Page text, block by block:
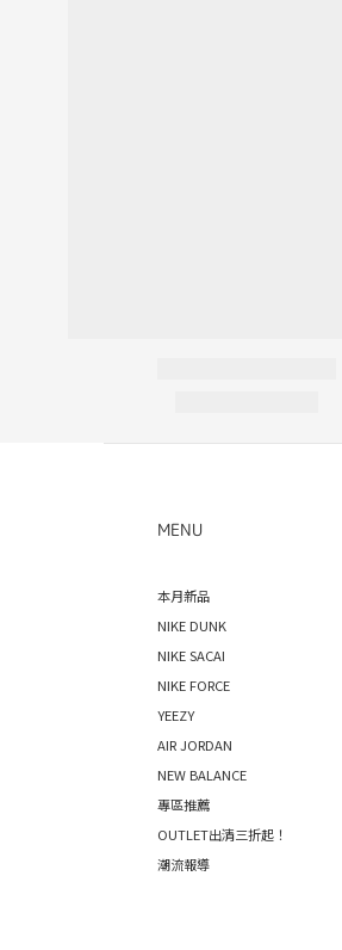
MENU
本月新品
NIKE DUNK
NIKE SACAI
NIKE FORCE
YEEZY
AIR JORDAN
NEW BALANCE
專區推薦
OUTLET出清三折起！
潮流報導